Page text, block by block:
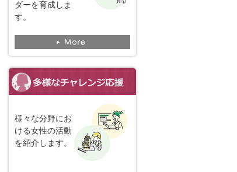
ダーを育成しま
す。
様々な分野にお
ける女性の活動
を紹介します。